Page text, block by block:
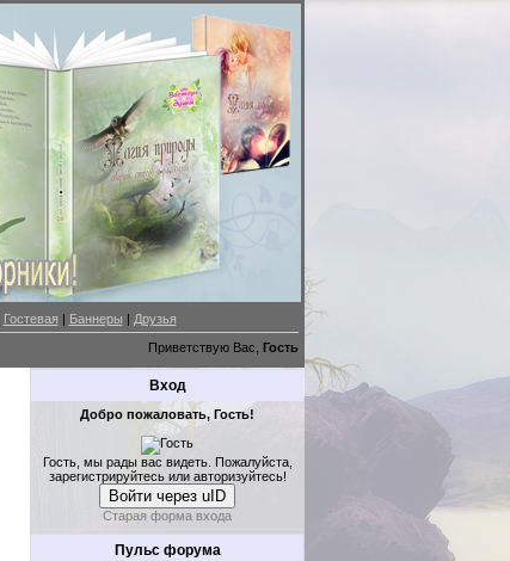
Гостевая | Баннеры | Друзья
Приветствую Вас, Гость
Вход
Добро пожаловать, Гость!
Гость, мы рады вас видеть. Пожалуйста,
зарегистрируйтесь или авторизуйтесь!
Войти через uID
Старая форма входа
Пульс форума